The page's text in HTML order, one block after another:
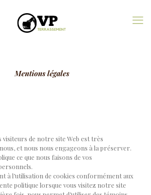
Mentions légales
visiteurs de notre site Web est très
et nous nous engageons à la préserver.
ce que nous faisons de vos
à l’utilisation de cookies conformément aux
politique lorsque vous visitez notre site